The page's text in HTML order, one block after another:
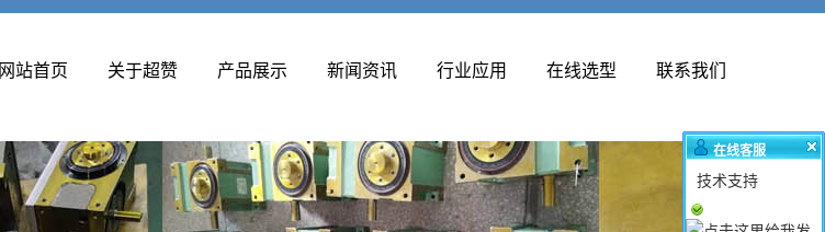
网站首页 关于超赞 产品展示 新闻资讯 行业应用 在线选型 联系我们
在线客服
技术支持